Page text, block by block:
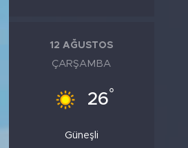
12 AĞUSTOS
ÇARŞAMBA
26°
Güneşli